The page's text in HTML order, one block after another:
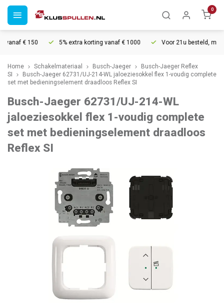
0
€ 150 5% extra korting vanaf € 1000 Voor 21u besteld,
Home Schakelmateriaal Busch-Jaeger
Busch-Jaeger Reflex
SI
Busch-Jaeger 62731/UJ-214-WL jaloeziesokkel flex 1-voudig complete
set met bedieningselement draadloos Reflex SI
Busch-Jaeger 62731/UJ-214-WL
jaloeziesokkel flex 1-voudig complete
set met bedieningselement draadloos
Reflex SI